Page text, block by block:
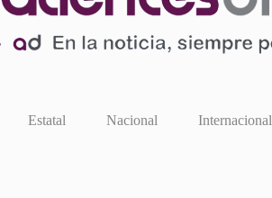
Estatal Nacional Internacional